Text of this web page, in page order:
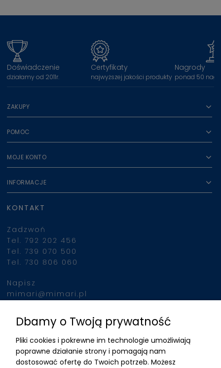
Doświadczenie
działamy od 2011r.
Certyfikaty
najwyższej jakości produkty
Nagrody
ponad 50
ZAKUPY
POMOC
MOJE KONTO
INFORMACJE
KONTAKT
Zadzwoń
Tel. 792 202 456
Tel. 739 070 500
Tel. 730 806 060
Napisz
mimari@mimari.pl
Znajdziesz nas
ADRES
Dbamy o Twoją prywatność
Pliki cookies i pokrewne im technologie umożliwiają
poprawne działanie strony i pomagają nam
dostosować ofertę do Twoich potrzeb. Możesz